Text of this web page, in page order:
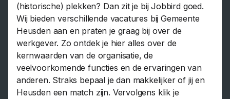
(historische) plekken? Dan zit je bij Jobbird goed.
Wij bieden verschillende vacatures bij Gemeente
Heusden aan en praten je graag bij over de
werkgever. Zo ontdek je hier alles over de
kernwaarden van de organisatie, de
veelvoorkomende functies en de ervaringen van
anderen. Straks bepaal je dan makkelijker of jij en
Heusden een match zijn. Vervolgens klik je